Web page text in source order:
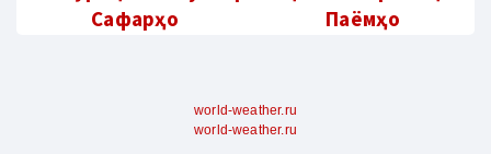
Сафарҳо
Паёмҳо
world-weather.ru
world-weather.ru